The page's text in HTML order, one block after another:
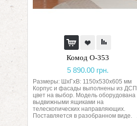
Комод О-353
5 890.00 грн.
Размеры: ШхГхВ: 1150х530х605 мм
Корпус и фасады выполнены из ДСП,
цвет на выбор. Модель оборудована
выдвижными ящиками на
телескопических направляющих.
Поставляется в разобранном виде. ..